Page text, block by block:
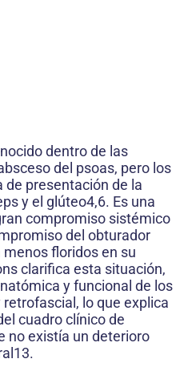
dentro de las
del psoas, pero los
presentación de la
y el glúteo4,6. Es una
compromiso sistémico
del obturador
floridos en su
clarifica esta situación,
y funcional de los
lo que explica
cuadro clínico de
no existía un deterioro